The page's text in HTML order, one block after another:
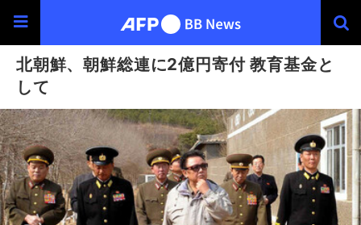
北朝鮮、朝鮮総連に2億円寄付 教育基金と
して